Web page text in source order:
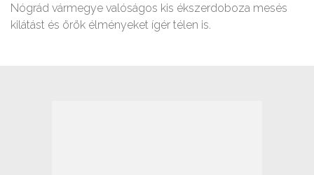
Nógrád vármegye valóságos kis ékszerdoboza mesés
kilátást és örök élményeket ígér télen is.